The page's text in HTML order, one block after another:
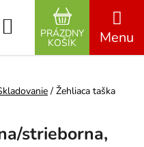
Hľadať
NÁKUPNÝ
PRÁZDNY
KOŠÍK
/ Žehliaca taška
strieborna,